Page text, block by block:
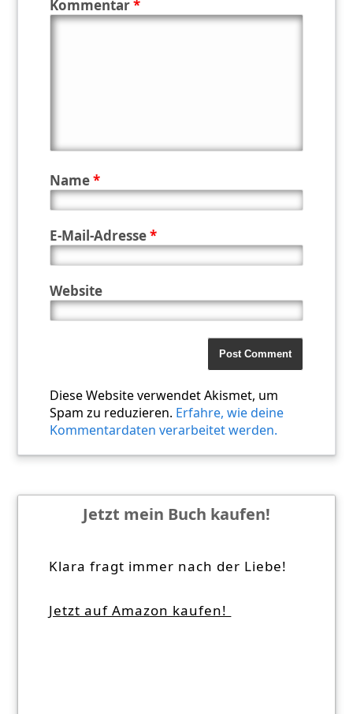
Kommentar*
Name*
E-Mail-Adresse*
Website
Diese Website verwendet Akismet, um
Spam zu reduzieren. Erfahre, wie deine
Kommentardaten verarbeitet werden.
Jetzt mein Buch kaufen!
Klara fragt immer nach der Liebe!
Jetzt auf Amazon kaufen!